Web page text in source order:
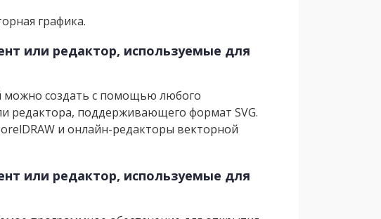
графика.
или редактор, используемые для
можно создать с помощью любого
редактора, поддерживающего формат SVG.
и онлайн-редакторы векторной
или редактор, используемые для